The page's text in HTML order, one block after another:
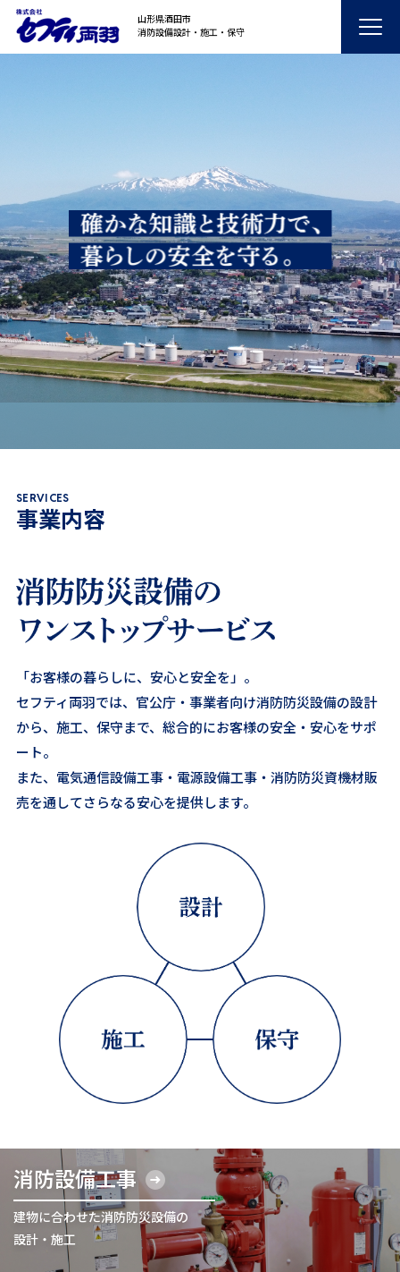
山形県酒田市
消防設備設計・施工・保守
SERVICES
事業内容
「お客様の暮らしに、安心と安全を」。
セフティ両羽では、官公庁・事業者向け消防防災設備の設計
から、施工、保守まで、総合的にお客様の安全・安心をサポ
ート。
また、電気通信設備工事・電源設備工事・消防防災資機材販
売を通してさらなる安心を提供します。
消防設備工事
建物に合わせた消防防災設備の
設計・施工